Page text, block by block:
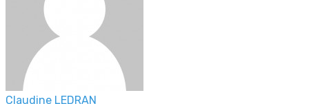
Claudine LEDRAN